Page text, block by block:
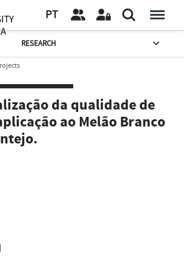
PT
RESEARCH
da qualidade de
ao Melão Branco
|